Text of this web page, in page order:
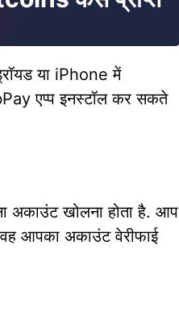
या iPhone में
एप्प इनस्टॉल कर सकते
अकाउंट खोलना होता है. आप
आपका अकाउंट वेरीफाई